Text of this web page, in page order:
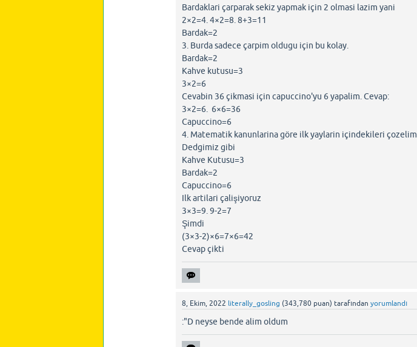
Bardaklari çarparak sekiz yapmak için 2 olmasi lazim yani
2×2=4. 4×2=8. 8+3=11
Bardak=2
3. Burda sadece çarpim oldugu için bu kolay.
Bardak=2
Kahve kutusu=3
3×2=6
Cevabin 36 çikmasi için capuccino'yu 6 yapalim. Cevap:
3×2=6. 6×6=36
Capuccino=6
4. Matematik kanunlarina göre ilk yaylarin içindekileri çozelim
Dedgimiz gibi
Kahve Kutusu=3
Bardak=2
Capuccino=6
Ilk artilari çalişiyoruz
3×3=9. 9-2=7
Şimdi
(3×3-2)×6=7×6=42
Cevap çikti
8, Ekim, 2022 literally_gosling (343,780puan) tarafından yorumlandı
:"D neyse bende alim oldum